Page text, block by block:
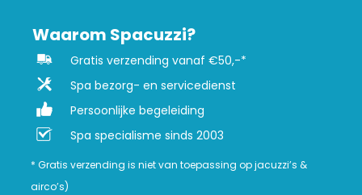
Waarom Spacuzzi?
Gratis verzending vanaf €50,-*
Spa bezorg- en servicedienst
Persoonlijke begeleiding
Spa specialisme sinds 2003
* Gratis verzending is niet van toepassing op jacuzzi’s &
airco’s)